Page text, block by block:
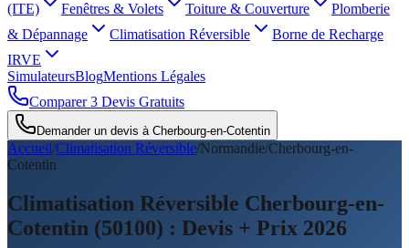
(ITE)
Fenêtres & Volets Toiture & Couverture
Plomberie
& Dépannage
Climatisation Réversible
Borne de Recharge
IRVE
SimulateursBlogMentions Légales
Comparer 3 Devis Gratuits
Demander un devis à Cherbourg-en-Cotentin
Accueil/Climatisation Réversible/Normandie/Cherbourg-en-
Cotentin
Climatisation Réversible Cherbourg-en-
Cotentin (50100) : Devis + Prix 2026